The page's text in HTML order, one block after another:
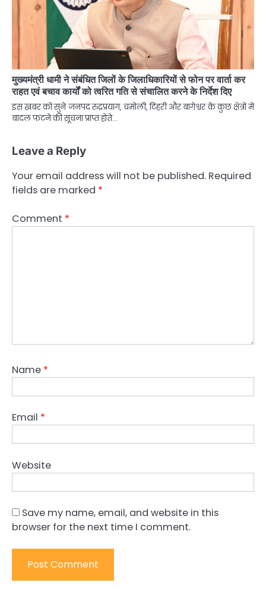
मुख्यमंत्री धामी ने संबंधित जिलों के जिलाधिकारियों से फोन पर वार्ता कर
राहत एवं बचाव कार्यों को त्वरित गति से संचालित करने के निर्देश दिए
इस ख़बर को सुने जनपद रुद्रप्रयाग, चमोली, टिहरी और बागेश्वर के कुछ क्षेत्रों में
बादल फटने की सूचना प्राप्त होते…
Leave a Reply
Your email address will not be published. Required
fields are marked *
Comment *
Name *
Email *
Website
Save my name, email, and website in this
browser for the next time I comment.